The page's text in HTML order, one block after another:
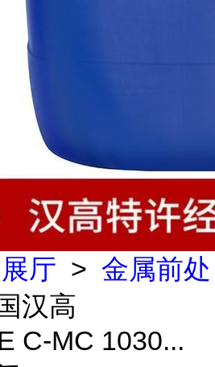
厅 > 金属前处
汉高
C-MC 1030...